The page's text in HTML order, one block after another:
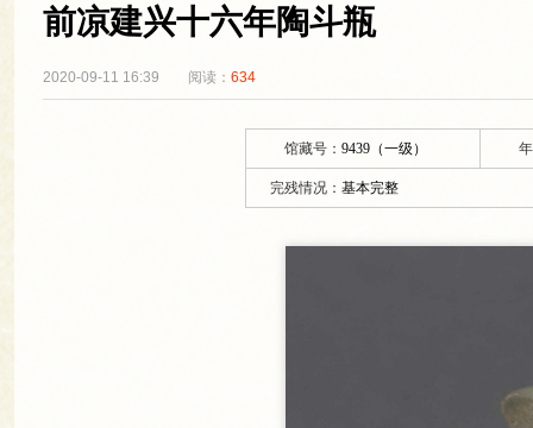
前凉建兴十六年陶斗瓶
2020-09-11 16:39 阅读： 634
馆藏号： 9439（一级）
完残情况： 基本完整